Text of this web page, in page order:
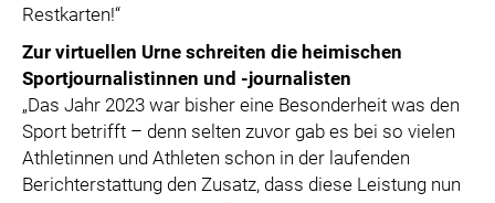
Restkarten!“
Zur virtuellen Urne schreiten die heimischen
Sportjournalistinnen und -journalisten
„Das Jahr 2023 war bisher eine Besonderheit was den
Sport betrifft – denn selten zuvor gab es bei so vielen
Athletinnen und Athleten schon in der laufenden
Berichterstattung den Zusatz, dass diese Leistung nun